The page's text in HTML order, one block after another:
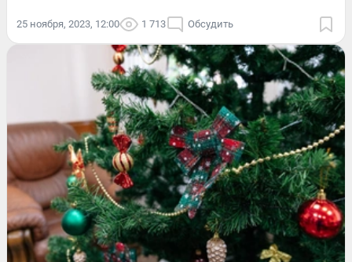
25 ноября, 2023, 12:00 1 713 Обсудить